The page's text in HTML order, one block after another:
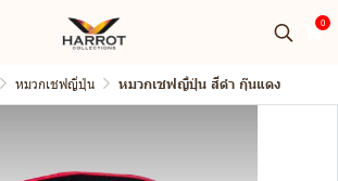
0
หมวกเชฟญี่ปุ่น หมวกเชฟญี่ปุ่น สีดำ กุ๊นแดง